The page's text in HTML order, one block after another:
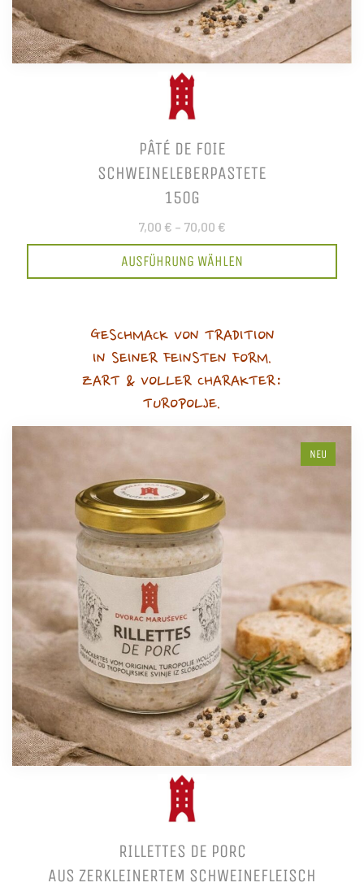
PÂTÉ DE FOIE
SCHWEINELEBERPASTETE
150G
7,00 € – 70,00 €
AUSFÜHRUNG WÄHLEN
GESCHMACK VON TRADITION
IN SEINER FEINSTEN FORM.
ZART & VOLLER CHARAKTER:
TUROPOLJE.
NEU
RILLETTES DE PORC
AUS ZERKLEINERTEM SCHWEINEFLEISCH